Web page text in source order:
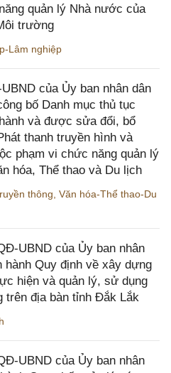
quản lý Nhà nước của
trường
Lâm nghiệp
của Ủy ban nhân dân
bố Danh mục thủ tục
và được sửa đổi, bổ
thanh truyền hình và
phạm vi chức năng quản lý
hóa, Thể thao và Du lịch
thông Văn hóa-Thể thao-Du
UBND của Ủy ban nhân
hành Quy định về xây dựng
hiện và quản lý, sử dụng
trên địa bàn tỉnh Đắk Lắk
UBND của Ủy ban nhân